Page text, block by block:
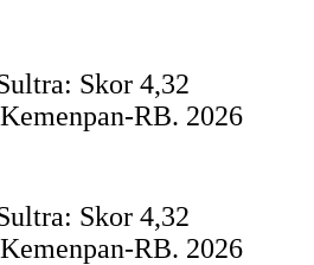
Skor 4,32
RB. 2026
Skor 4,32
RB. 2026